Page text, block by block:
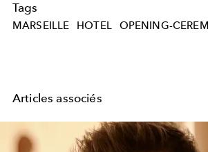
Tags
MARSEILLE HOTEL OPENING-
Articles associés